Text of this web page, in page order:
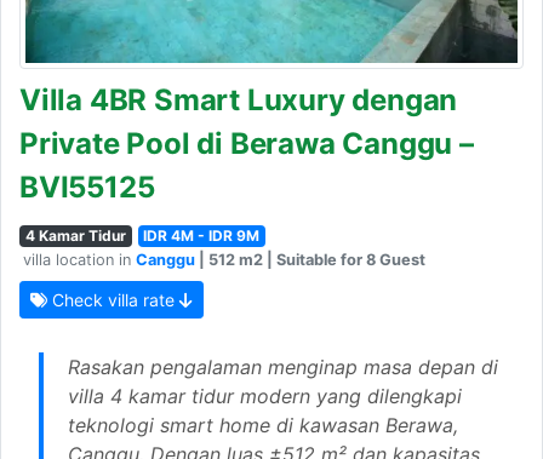
Villa 4BR Smart Luxury dengan
Private Pool di Berawa Canggu –
BVI55125
4 Kamar Tidur
IDR 4M - IDR 9M
villa location in Canggu | 512 m2 | Suitable for 8 Guest
Check villa rate
Rasakan pengalaman menginap masa depan di
villa 4 kamar tidur modern yang dilengkapi
teknologi smart home di kawasan Berawa,